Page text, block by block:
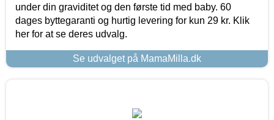
under din graviditet og den første tid med baby. 60
dages byttegaranti og hurtig levering for kun 29 kr. Klik
her for at se deres udvalg.
Se udvalget på MamaMilla.dk